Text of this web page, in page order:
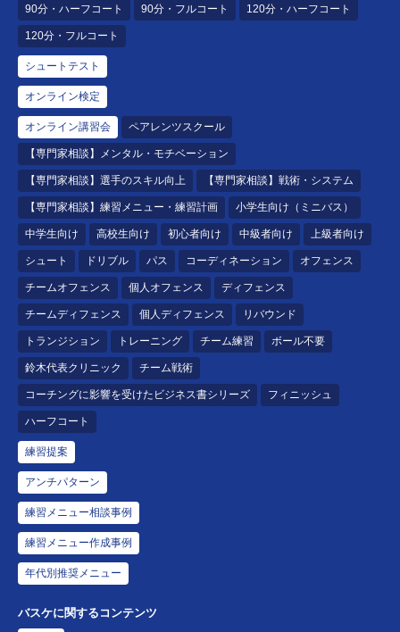
90分・ハーフコート 90分・フルコート 120分・ハーフコート
120分・フルコート
シュートテスト
オンライン検定
オンライン講習会 ペアレンツスクール
【専門家相談】メンタル・モチベーション
【専門家相談】選手のスキル向上 【専門家相談】戦術・システム
【専門家相談】練習メニュー・練習計画 小学生向け（ミニバス）
中学生向け 高校生向け 初心者向け 中級者向け 上級者向け
シュート ドリブル パス コーディネーション オフェンス
チームオフェンス 個人オフェンス ディフェンス
チームディフェンス 個人ディフェンス リバウンド
トランジション トレーニング チーム練習 ボール不要
鈴木代表クリニック チーム戦術
コーチングに影響を受けたビジネス書シリーズ フィニッシュ
ハーフコート
練習提案
アンチパターン
練習メニュー相談事例
練習メニュー作成事例
年代別推奨メニュー
バスケに関するコンテンツ